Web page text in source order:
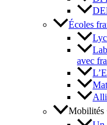
Écoles
avec
Mobilités